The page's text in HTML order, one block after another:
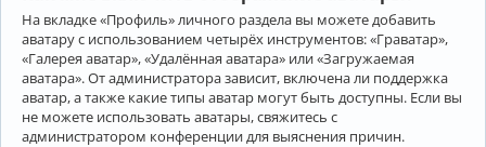
На вкладке «Профиль» личного раздела вы можете добавить
аватару с использованием четырёх инструментов: «Граватар»,
«Галерея аватар», «Удалённая аватара» или «Загружаемая
аватара». От администратора зависит, включена ли поддержка
аватар, а также какие типы аватар могут быть доступны. Если вы
не можете использовать аватары, свяжитесь с
администратором конференции для выяснения причин.